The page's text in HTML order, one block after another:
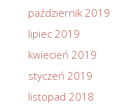
październik 2019
lipiec 2019
kwiecień 2019
styczeń 2019
listopad 2018